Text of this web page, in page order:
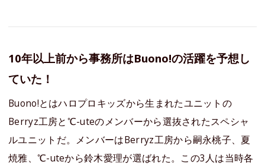
10年以上前から事務所はBuono!の活躍を予想し
ていた！
Buono!とはハロプロキッズから生まれたユニットの
Berryz工房と℃-uteのメンバーから選抜されたスペシャ
ルユニットだ。メンバーはBerryz工房から嗣永桃子、夏
焼雅、℃-uteから鈴木愛理が選ばれた。この3人は当時各